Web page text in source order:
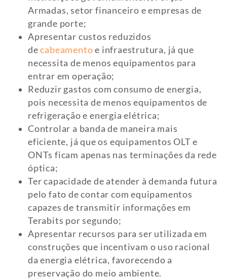
Armadas, setor financeiro e empresas de
grande porte;
Apresentar custos reduzidos
decabeamentoe infraestrutura, já que
necessita de menos equipamentos para
entrar em operação;
Reduzir gastos com consumo de energia,
pois necessita de menos equipamentos de
refrigeração e energia elétrica;
Controlar a banda de maneira mais
eficiente, já que os equipamentos OLT e
ONTs ficam apenas nas terminações da rede
óptica;
Ter capacidade de atender à demanda futura
pelo fato de contar com equipamentos
capazes de transmitir informações em
Terabits por segundo;
Apresentar recursos para ser utilizada em
construções que incentivam o uso racional
da energia elétrica, favorecendo a
preservação do meio ambiente.